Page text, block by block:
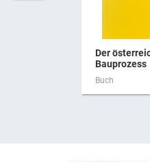
Der
Bauprozess
Buch